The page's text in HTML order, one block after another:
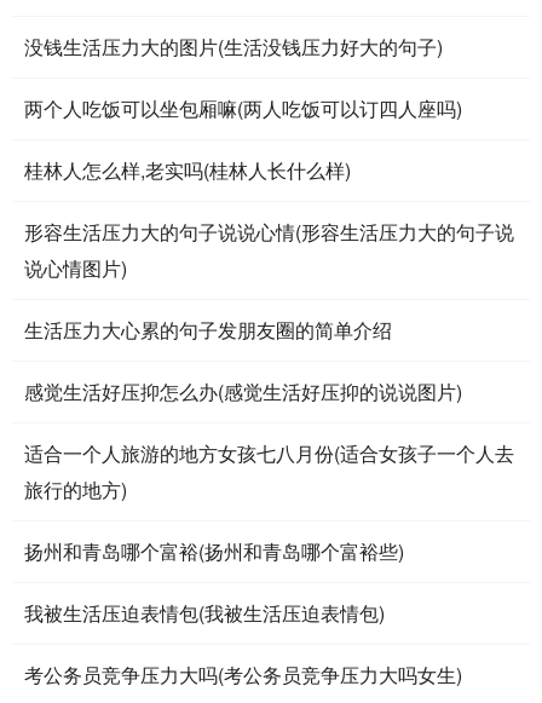
没钱生活压力大的图片(生活没钱压力好大的句子)
两个人吃饭可以坐包厢嘛(两人吃饭可以订四人座吗)
桂林人怎么样,老实吗(桂林人长什么样)
形容生活压力大的句子说说心情(形容生活压力大的句子说
说心情图片)
生活压力大心累的句子发朋友圈的简单介绍
感觉生活好压抑怎么办(感觉生活好压抑的说说图片)
适合一个人旅游的地方女孩七八月份(适合女孩子一个人去
旅行的地方)
扬州和青岛哪个富裕(扬州和青岛哪个富裕些)
我被生活压迫表情包(我被生活压迫表情包)
考公务员竞争压力大吗(考公务员竞争压力大吗女生)